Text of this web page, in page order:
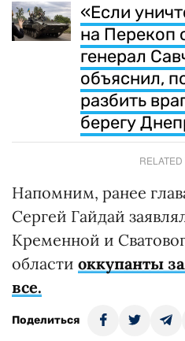
«Если
на Перекоп
генерал
объяснил,
разбить
берегу
Напомним, ранее
Сергей Гайдай
Кременной и
области оккупанты
все.
Поделиться